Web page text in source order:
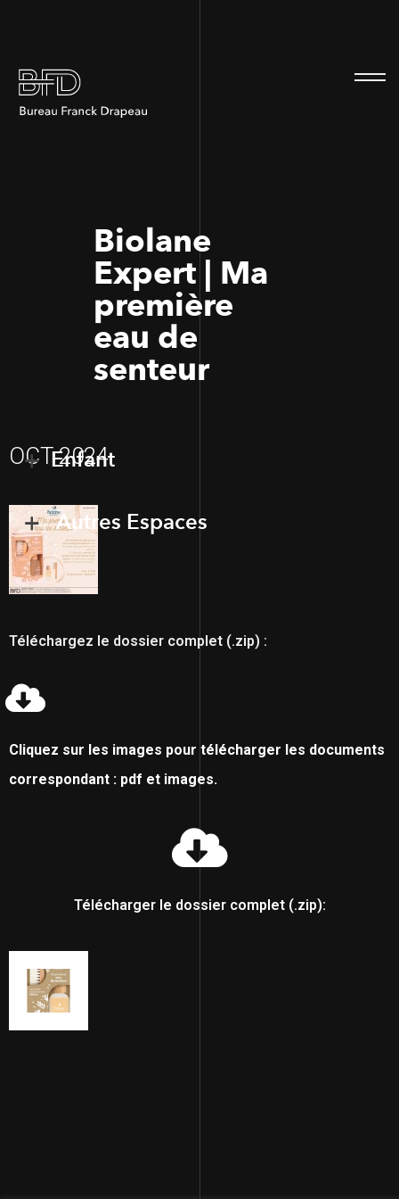
Biolane
Expert | Ma
première
eau de
senteur
OCT 2024
Enfant
Autres Espaces
Téléchargez le dossier complet (.zip) :
Cliquez sur les images pour télécharger les documents
correspondant : pdf et images.
Télécharger le dossier complet (.zip):